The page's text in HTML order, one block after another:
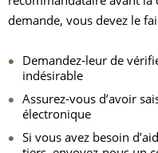
demande, vous devez le
Demandez-leur de
indésirable
Assurez-vous d’avoir
électronique
Si vous avez besoin